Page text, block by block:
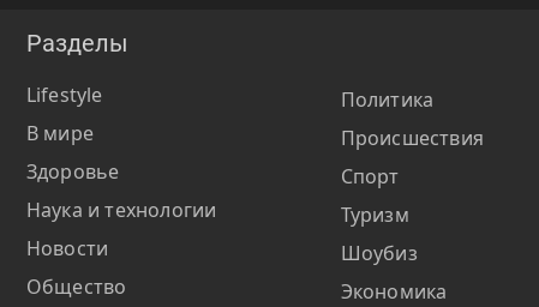
Разделы
Lifestyle
В мире
Здоровье
Наука и технологии
Новости
Общество
Политика
Происшествия
Спорт
Туризм
Шоубиз
Экономика